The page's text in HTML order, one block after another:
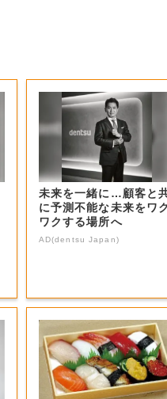
未来を一緒に…顧客と
に予測不能な未来をワ
ワクする場所へ
AD(dentsu Japan)